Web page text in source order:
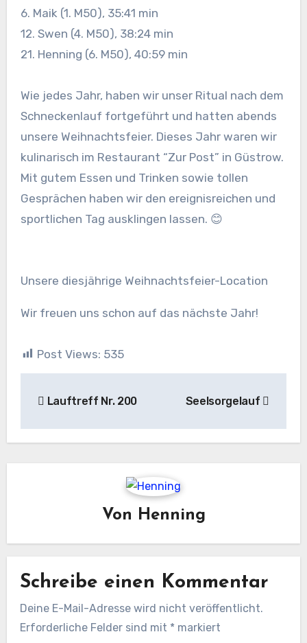
6. Maik (1. M50), 35:41 min
12. Swen (4. M50), 38:24 min
21. Henning (6. M50), 40:59 min
Wie jedes Jahr, haben wir unser Ritual nach dem
Schneckenlauf fortgeführt und hatten abends
unsere Weihnachtsfeier. Dieses Jahr waren wir
kulinarisch im Restaurant “Zur Post” in Güstrow.
Mit gutem Essen und Trinken sowie tollen
Gesprächen haben wir den ereignisreichen und
sportlichen Tag ausklingen lassen. 😊
Unsere diesjährige Weihnachtsfeier-Location
Wir freuen uns schon auf das nächste Jahr!
Post Views: 535
Lauftreff Nr. 200 Seelsorgelauf
Von Henning
Schreibe einen Kommentar
Deine E-Mail-Adresse wird nicht veröffentlicht.
Erforderliche Felder sind mit * markiert